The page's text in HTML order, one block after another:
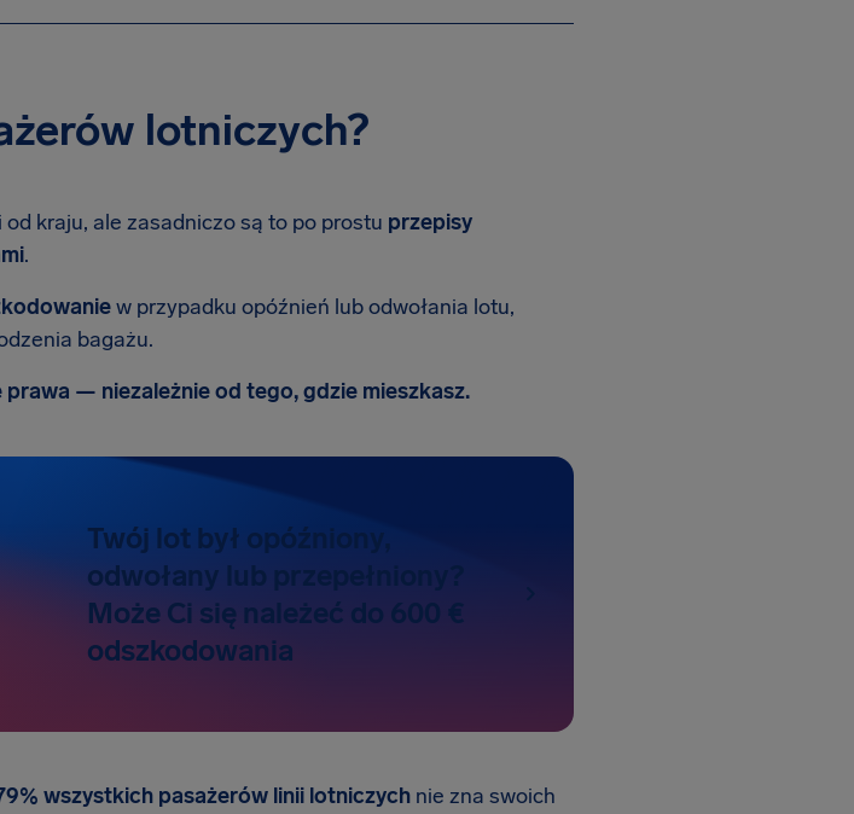
lotniczych?
kraju, ale zasadniczo są to po prostu przepisy
.
w przypadku opóźnień lub odwołania lotu,
bagażu.
— niezależnie od tego, gdzie mieszkasz.
Twój lot był opóźniony,
odwołany lub przepełniony?
Może Ci się należeć do 600 €
odszkodowania
wszystkich pasażerów linii lotniczych nie zna swoich